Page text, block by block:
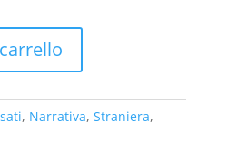
è:
€5,00.
, Narrativa, Straniera,